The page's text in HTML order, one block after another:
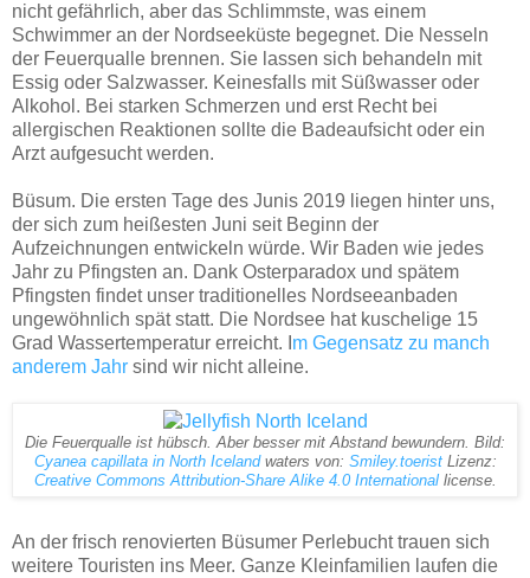
nicht gefährlich, aber das Schlimmste, was einem
Schwimmer an der Nordseeküste begegnet. Die Nesseln
der Feuerqualle brennen. Sie lassen sich behandeln mit
Essig oder Salzwasser. Keinesfalls mit Süßwasser oder
Alkohol. Bei starken Schmerzen und erst Recht bei
allergischen Reaktionen sollte die Badeaufsicht oder ein
Arzt aufgesucht werden.
Büsum. Die ersten Tage des Junis 2019 liegen hinter uns,
der sich zum heißesten Juni seit Beginn der
Aufzeichnungen entwickeln würde. Wir Baden wie jedes
Jahr zu Pfingsten an. Dank Osterparadox und spätem
Pfingsten findet unser traditionelles Nordseeanbaden
ungewöhnlich spät statt. Die Nordsee hat kuschelige 15
Grad Wassertemperatur erreicht. I m Gegensatz zu manch
anderem Jahr sind wir nicht alleine.
Die Feuerqualle ist hübsch. Aber besser mit Abstand bewundern. Bild:
Cyanea capillata in North Icelandwaters von: Smiley.toeristLizenz:
Creative Commons Attribution-Share Alike 4.0 Internationallicense.
An der frisch renovierten Büsumer Perlebucht trauen sich
weitere Touristen ins Meer. Ganze Kleinfamilien laufen die